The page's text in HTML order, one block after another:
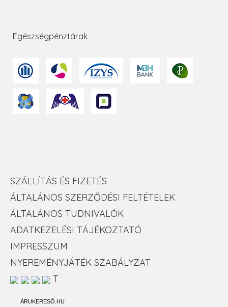
Egészségpénztárak
SZÁLLÍTÁS ÉS FIZETÉS
ÁLTALÁNOS SZERZŐDÉSI FELTÉTELEK
ÁLTALÁNOS TUDNIVALÓK
ADATKEZELÉSI TÁJÉKOZTATÓ
IMPRESSZUM
NYEREMÉNYJÁTÉK SZABÁLYZAT
T
ÁRUKERESŐ.HU